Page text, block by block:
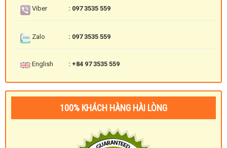
Viber : 097 3535 559
Zalo : 097 3535 559
English : +84 97 3535 559
100% KHÁCH HÀNG HÀI LÒNG